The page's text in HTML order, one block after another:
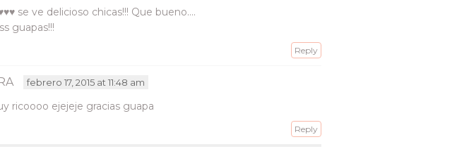
se ve delicioso chicas!!! Que bueno….
guapas!!!
Reply
febrero 17, 2015 at 11:48 am
ricoooo ejejeje gracias guapa
Reply